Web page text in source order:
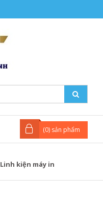
(0) sản phẩm
Linh kiện máy in